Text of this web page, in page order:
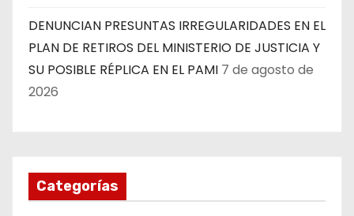
DENUNCIAN PRESUNTAS IRREGULARIDADES EN EL
PLAN DE RETIROS DEL MINISTERIO DE JUSTICIA Y
SU POSIBLE RÉPLICA EN EL PAMI 7 de agosto de
2026
Categorías